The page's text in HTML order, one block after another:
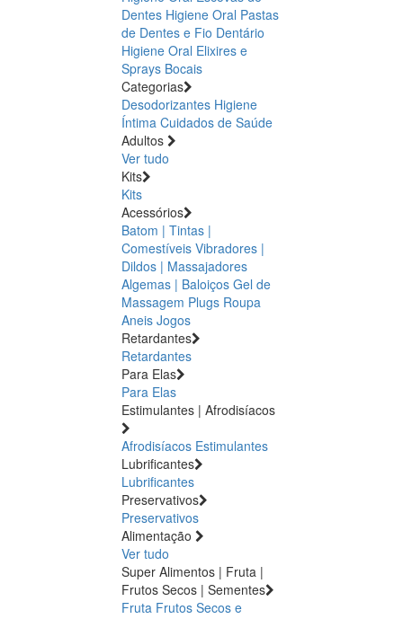
Dentes Higiene Oral Pastas
de Dentes e Fio Dentário
Higiene Oral Elixires e
Sprays Bocais
Categorias
Desodorizantes Higiene
Íntima Cuidados de Saúde
Adultos
Ver tudo
Kits
Kits
Acessórios
Batom | Tintas |
Comestíveis Vibradores |
Dildos | Massajadores
Algemas | Baloiços Gel de
Massagem Plugs Roupa
Aneis Jogos
Retardantes
Retardantes
Para Elas
Para Elas
Estimulantes | Afrodisíacos
Afrodisíacos Estimulantes
Lubrificantes
Lubrificantes
Preservativos
Preservativos
Alimentação
Ver tudo
Super Alimentos | Fruta |
Frutos Secos | Sementes
Fruta Frutos Secos e